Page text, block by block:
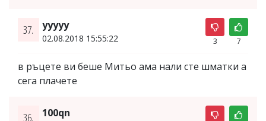
37. ууууу
02.08.2018 15:55:22 3 7
в ръцете ви беше Митьо ама нали сте шматки а
сега плачете
36. 100qn